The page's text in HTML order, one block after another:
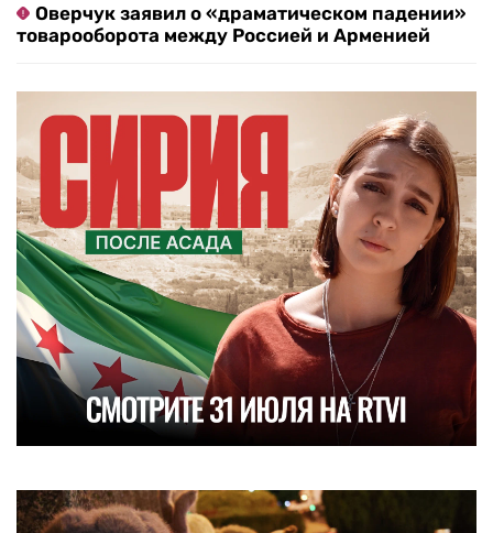
Оверчук заявил о «драматическом падении»
товарооборота между Россией и Арменией